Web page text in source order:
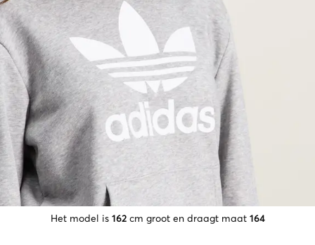
Het model is 162 cm groot en draagt maat 164